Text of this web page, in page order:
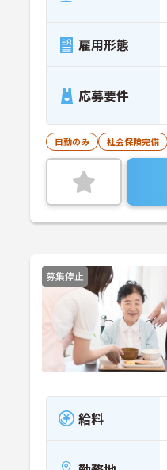
雇用形態
応募要件
日勤のみ 社会保険完備
募集停止
給料